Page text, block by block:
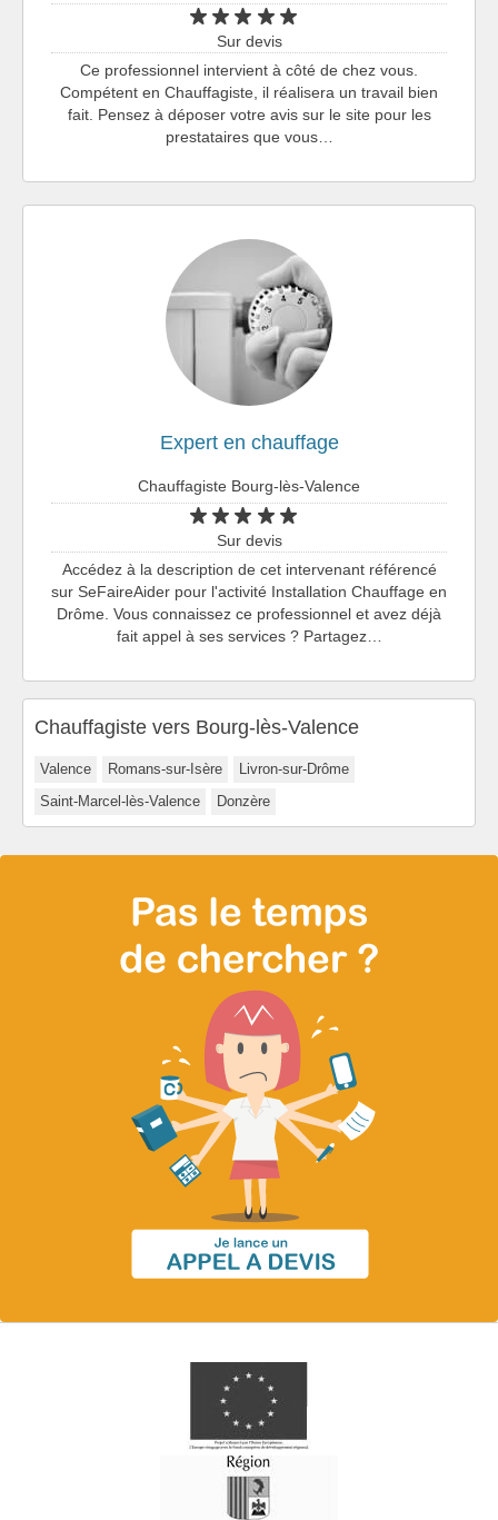
Sur devis
Ce professionnel intervient à côté de chez vous.
Compétent en Chauffagiste, il réalisera un travail bien
fait. Pensez à déposer votre avis sur le site pour les
prestataires que vous…
Expert en chauffage
Chauffagiste Bourg-lès-Valence
Sur devis
Accédez à la description de cet intervenant référencé
sur SeFaireAider pour l'activité Installation Chauffage en
Drôme. Vous connaissez ce professionnel et avez déjà
fait appel à ses services ? Partagez…
Chauffagiste vers Bourg-lès-Valence
Valence Romans-sur-Isère
Livron-sur-Drôme
Saint-Marcel-lès-Valence
Donzère